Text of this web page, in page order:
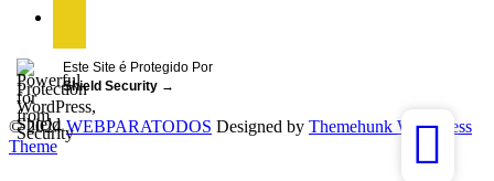
Este Site é Protegido Por
Shield Security →
© 2024WEBPARATODOS Designed by Themehunk WordPress
Theme